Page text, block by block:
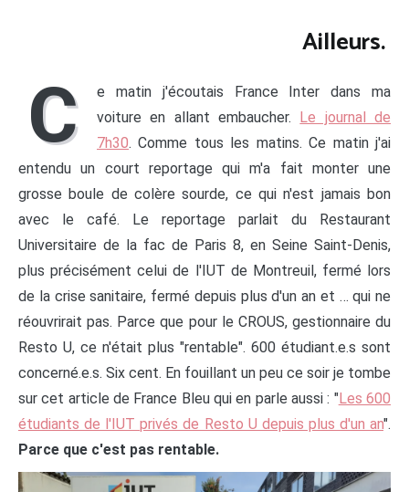
Ailleurs.
C
e matin j'écoutais France Inter dans ma
voiture en allant embaucher. Le journal de
7h30. Comme tous les matins. Ce matin j'ai
entendu un court reportage qui m'a fait monter une
grosse boule de colère sourde, ce qui n'est jamais bon
avec le café. Le reportage parlait du Restaurant
Universitaire de la fac de Paris 8, en Seine Saint-Denis,
plus précisément celui de l'IUT de Montreuil, fermé lors
de la crise sanitaire, fermé depuis plus d'un an et … qui ne
réouvrirait pas. Parce que pour le CROUS, gestionnaire du
Resto U, ce n'était plus "rentable". 600 étudiant.e.s sont
concerné.e.s. Six cent. En fouillant un peu ce soir je tombe
sur cet article de France Bleu qui en parle aussi : "Les 600
étudiants de l'IUT privés de Resto U depuis plus d'un an".
Parce que c'est pas rentable.